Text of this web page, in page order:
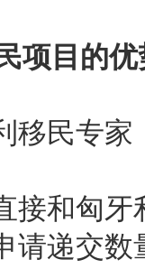
项目的
移民专
接和匈
请递交